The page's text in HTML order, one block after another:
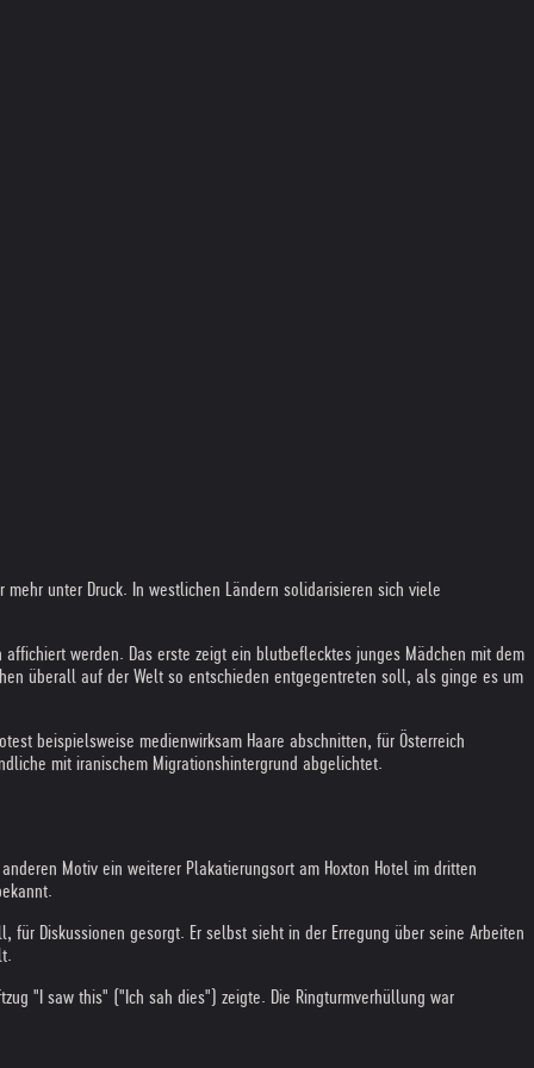
mehr unter Druck. In westlichen Ländern solidarisieren sich viele
werden. Das erste zeigt ein blutbeflecktes junges Mädchen mit dem
überall auf der Welt so entschieden entgegentreten soll, als ginge es um
beispielsweise medienwirksam Haare abschnitten, für Österreich
mit iranischem Migrationshintergrund abgelichtet.
Motiv ein weiterer Plakatierungsort am Hoxton Hotel im dritten
Diskussionen gesorgt. Er selbst sieht in der Erregung über seine Arbeiten
"I saw this" ("Ich sah dies") zeigte. Die Ringturmverhüllung war